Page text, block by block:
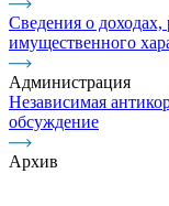
Сведения о доходах,
имущественного
Администрация
Независимая
обсуждение
Архив